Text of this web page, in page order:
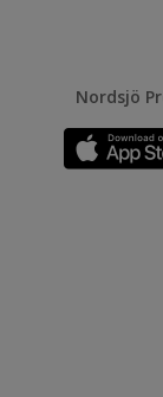
Nordsjö